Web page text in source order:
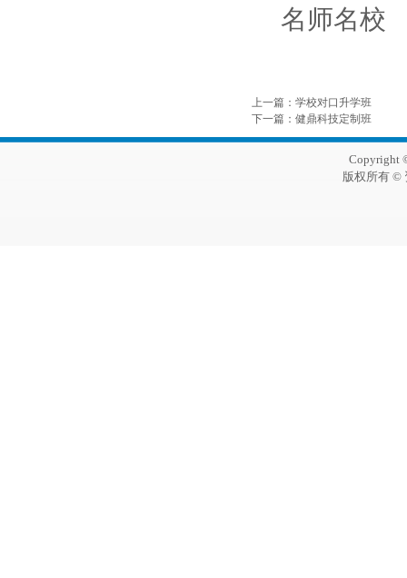
名师名校
上一篇 ： 学校对口升学班
下一篇 ： 健鼎科技定制班
Copyright
版权所有 ©